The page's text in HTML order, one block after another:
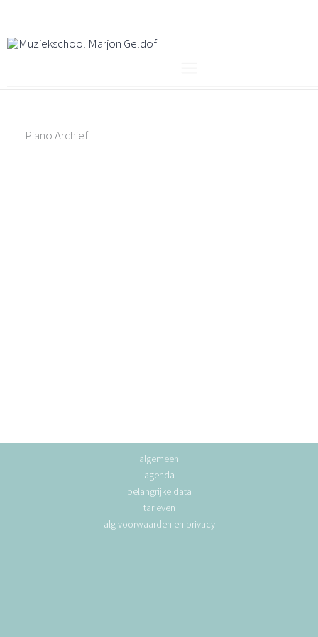
de
Piano Archief
algemeen
agenda
belangrijke data
tarieven
alg voorwaarden en privacy